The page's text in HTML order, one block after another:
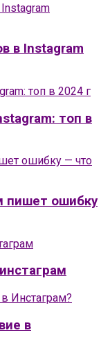
в Instagram
топ в
пишет ошибку
в